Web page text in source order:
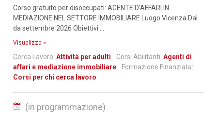
Corso gratuito per disoccupati: AGENTE D'AFFARI IN
MEDIAZIONE NEL SETTORE IMMOBILIARE Luogo Vicenza Dal
da settembre 2026 Obiettivi ...
Visualizza »
Cerca Lavoro: Attività per adulti Corsi Abilitanti: Agenti di
affari e mediazione immobiliare
Formazione Finanziata:
Corsi per chi cerca lavoro
(in programmazione)